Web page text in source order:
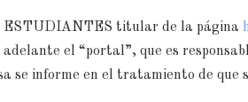
ESTUDIANTES titular de la página
el “portal”, que es
se informe en el tratamiento de que